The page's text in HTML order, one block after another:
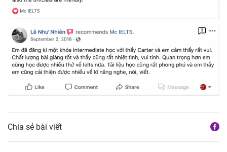
Chia sẻ bài viết